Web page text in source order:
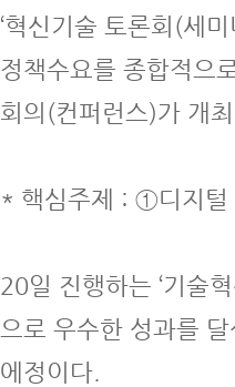
‘혁신기술 토론회(세
정책수요를 종합적으
회의(컨퍼런스)가 개
* 핵심주제 : ①디지
20일 진행하는 ‘기술
으로 우수한 성과를
에정이다.